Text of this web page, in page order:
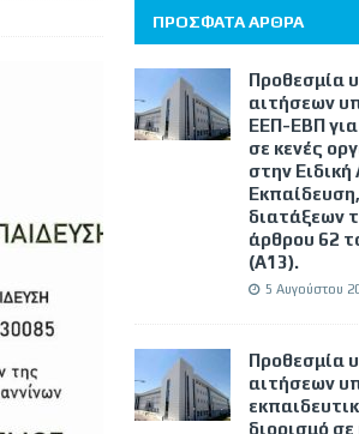
ΠΡΟΣΦΑΤΑ ΑΡΘΡΑ
Προθεσμία
αιτήσεων
ΕΕΠ-ΕΒΠ για
σε κενές
στην Ειδική
διατάξεων
άρθρου 62
(Α΄13).
5 Αυγούστου
Προθεσμία
αιτήσεων
διορισμό σε